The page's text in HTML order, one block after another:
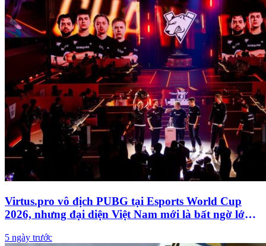
Virtus.pro vô địch PUBG tại Esports World Cup
2026, nhưng đại diện Việt Nam mới là bất ngờ lớn
5 ngày trước